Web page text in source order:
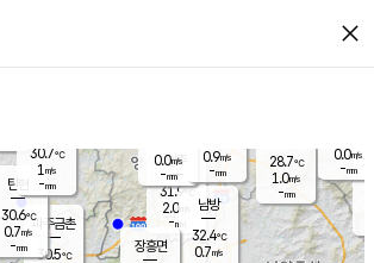
close
양주
31.9℃
2.0
-mm
파주금촌
30.5℃
28.7℃
1.0m/s
-mm
탄현
30.6℃
0.7m/s
-mm
0.0m/s
-mm
남방
32.4℃
0.7m/s
장흥면
0.0m/s
-mm
30.7℃
1 m/s
-mm
0.9m/s
-mm